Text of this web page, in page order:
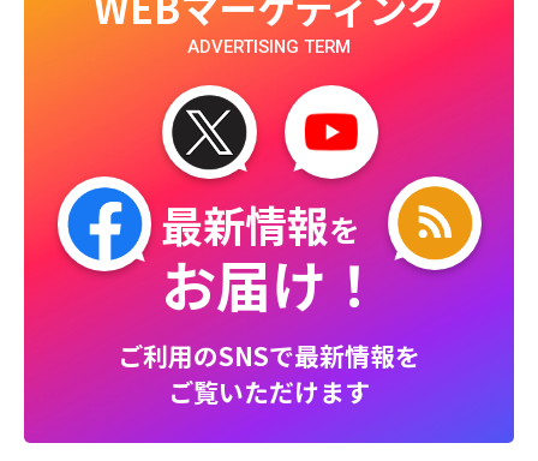
ADVERTISING TERM
最新情報を
お届け！
ご利用のSNSで最新情報を
ご覧いただけます